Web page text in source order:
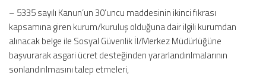
– 5335 sayılı Kanun’un 30’uncu maddesinin ikinci fıkrası
kapsamına giren kurum/kuruluş olduğuna dair ilgili kurumdan
alınacak belge ile Sosyal Güvenlik İl/Merkez Müdürlüğüne
başvurarak asgari ücret desteğinden yararlandırılmalarının
sonlandırılmasını talep etmeleri,